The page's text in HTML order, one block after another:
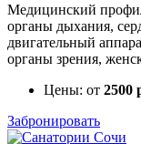
Медицинский
органы дыхания,
двигательный
органы зрения,
Цены: от 2500
Забронировать